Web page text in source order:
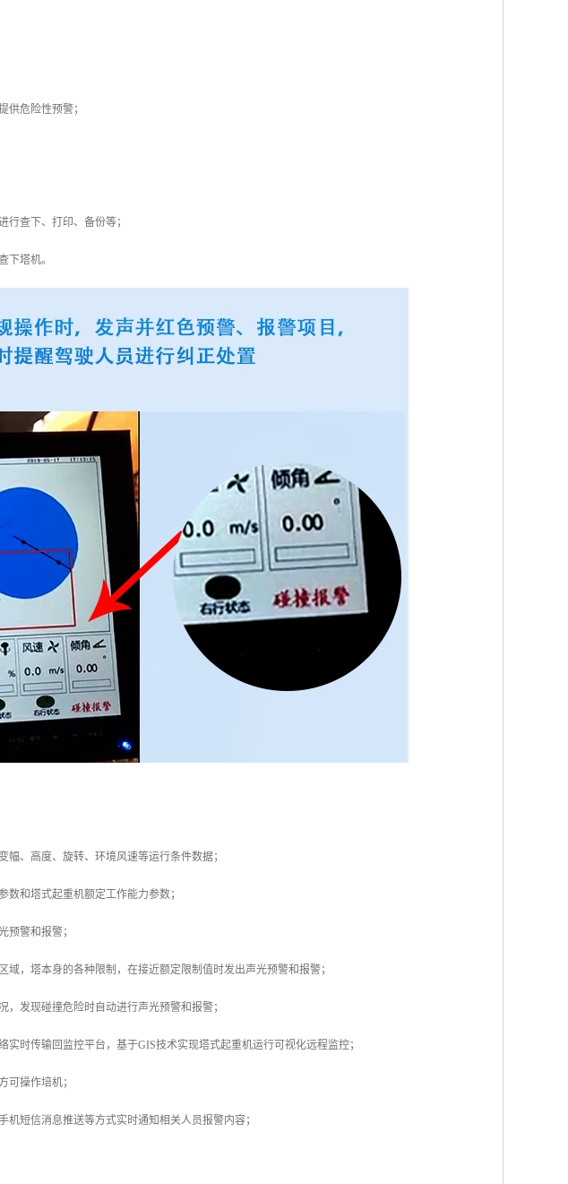
供危险性预警；
查下、打印、备份等；
下塔机。
、高度、旋转、环境风速等运行条件数据；
和塔式起重机额定工作能力参数；
预警和报警；
，塔本身的各种限制，在接近额定限制值时发出声光预警和报警；
发现碰撞危险时自动进行声光预警和报警；
时传输回监控平台，基于GIS技术实现塔式起重机运行可视化远程监控；
可操作培机；
短信消息推送等方式实时通知相关人员报警内容；